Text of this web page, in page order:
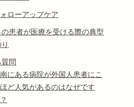
ローアップケア
患者が医療を受ける際の典型
問
にある病院が外国人患者にこ
ど人気があるのはなぜです